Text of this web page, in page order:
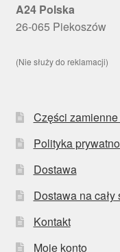
A24 Polska
26-065 Piekoszów
(Nie służy do reklamacji)
Części
Polityka
Dostawa
Dostawa na cały
Kontakt
Moje konto